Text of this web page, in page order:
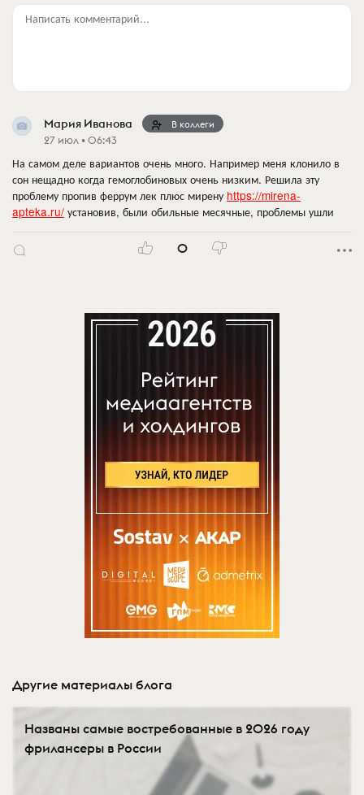
Написать комментарий...
Мария Иванова В коллеги
27 июл • 06:43
На самом деле вариантов очень много. Например меня клонило в
сон нещадно когда гемоглобиновых очень низким. Решила эту
проблему пропив феррум лек плюс мирену https://mirena-
apteka.ru/ установив, были обильные месячные, проблемы ушли
0
Другие материалы блога
Названы самые востребованные в 2026 году
фрилансеры в России